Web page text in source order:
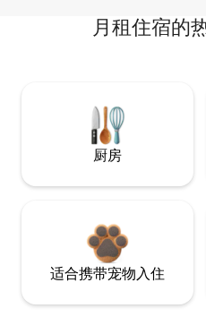
月租住宿的
厨房
适合携带宠物入住